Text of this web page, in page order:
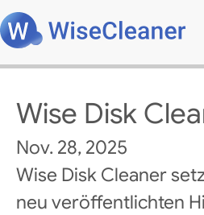
Wise Disk
Nov. 28, 2025
Wise Disk Cleaner
neu veröffentlichten